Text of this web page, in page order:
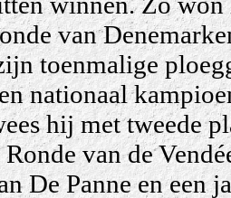
van
toenmalige
nationaal
hij met tweede
Ronde van de
De Panne en een